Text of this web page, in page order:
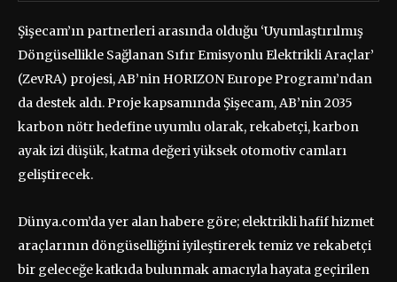
Şişecam’ın partnerleri arasında olduğu ‘Uyumlaştırılmış
Döngüsellikle Sağlanan Sıfır Emisyonlu Elektrikli Araçlar’
(ZevRA) projesi, AB’nin HORIZON Europe Programı’ndan
da destek aldı. Proje kapsamında Şişecam, AB’nin 2035
karbon nötr hedefine uyumlu olarak, rekabetçi, karbon
ayak izi düşük, katma değeri yüksek otomotiv camları
geliştirecek.
Dünya.com’da yer alan habere göre; elektrikli hafif hizmet
araçlarının döngüselliğini iyileştirerek temiz ve rekabetçi
bir geleceğe katkıda bulunmak amacıyla hayata geçirilen